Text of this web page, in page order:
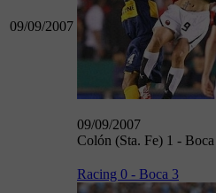
09/09/2007
09/09/2007
Colón (Sta. Fe) 1 -
Racing 0 - Boca 3